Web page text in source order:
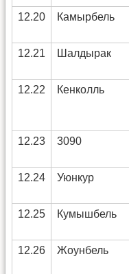
12.20
Камырбель
12.21
Шалдырак
12.22
Кенколль
12.23
3090
12.24
Уюнкур
12.25
Кумышбель
12.26
Жоунбель